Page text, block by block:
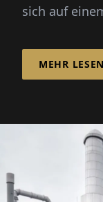
sich auf
flexiblen,
MEHR LESEN